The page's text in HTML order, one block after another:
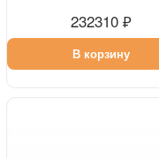
232310 ₽
В корзину